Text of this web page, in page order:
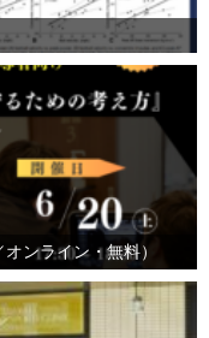
ンライン・無料）